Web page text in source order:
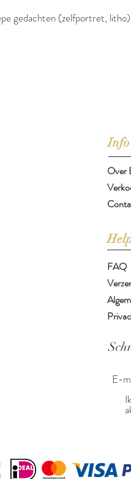
gedachten (zelfportret, litho)
Info
Over
FAQ